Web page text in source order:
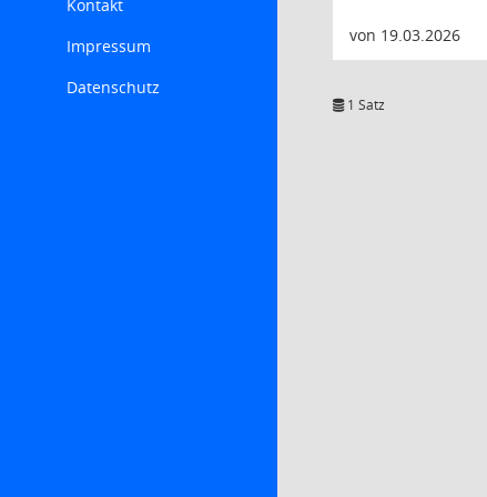
Kontakt
Impressum
Datenschutz
von 19.03.2026
1 Satz